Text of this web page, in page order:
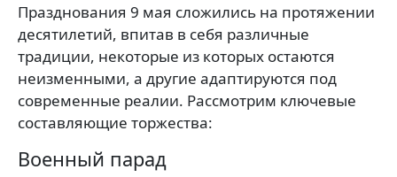
Празднования 9 мая сложились на протяжении
десятилетий, впитав в себя различные
традиции, некоторые из которых остаются
неизменными, а другие адаптируются под
современные реалии. Рассмотрим ключевые
составляющие торжества:
Военный парад